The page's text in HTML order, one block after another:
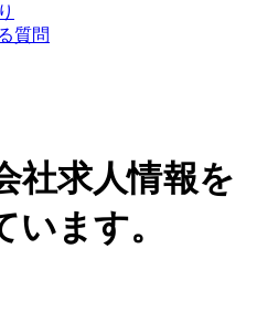
質問
社求人情報を
います。